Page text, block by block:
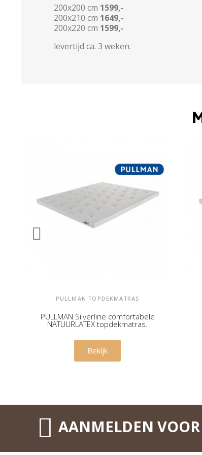
200x200 cm 1599,-
200x210 cm 1649,-
200x220 cm 1599,-
levertijd ca. 3 weken.
PULLMAN TOPDEKMATRAS
PULLMAN Silverline comfortabele
NATUURLATEX topdekmatras.
€ 539,00
Bekijk
AANMELDEN